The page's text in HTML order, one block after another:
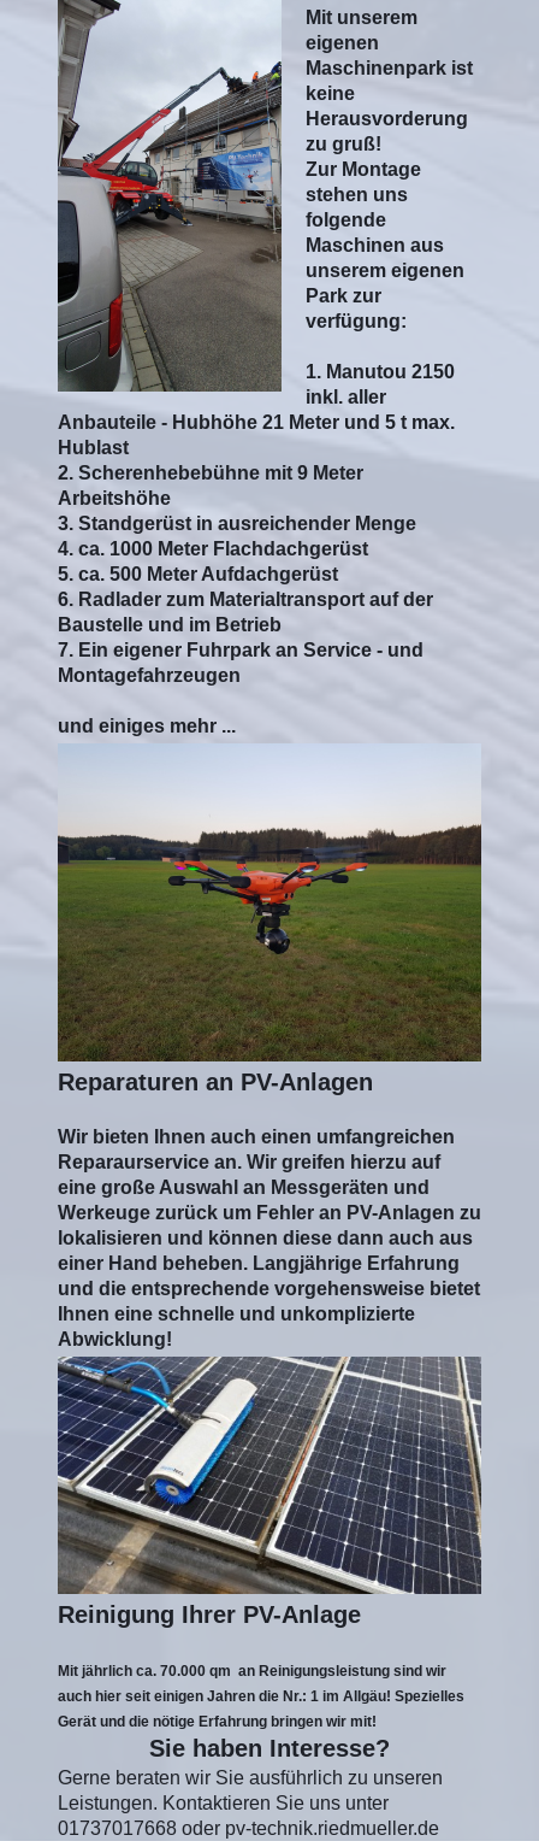
Mit unserem
eigenen
Maschinenpark ist
keine
Herausvorderung
zu gruß!
Zur Montage
stehen uns
folgende
Maschinen aus
unserem eigenen
Park zur
verfügung:
1. Manutou 2150
inkl. aller
Anbauteile - Hubhöhe 21 Meter und 5 t max.
Hublast
2. Scherenhebebühne mit 9 Meter
Arbeitshöhe
3. Standgerüst in ausreichender Menge
4. ca. 1000 Meter Flachdachgerüst
5. ca. 500 Meter Aufdachgerüst
6. Radlader zum Materialtransport auf der
Baustelle und im Betrieb
7. Ein eigener Fuhrpark an Service - und
Montagefahrzeugen
und einiges mehr ...
Reparaturen an PV-Anlagen
Wir bieten Ihnen auch einen umfangreichen
Reparaurservice an. Wir greifen hierzu auf
eine große Auswahl an Messgeräten und
Werkeuge zurück um Fehler an PV-Anlagen zu
lokalisieren und können diese dann auch aus
einer Hand beheben. Langjährige Erfahrung
und die entsprechende vorgehensweise bietet
Ihnen eine schnelle und unkomplizierte
Abwicklung!
Reinigung Ihrer PV-Anlage
Mit jährlich ca. 70.000 qm an Reinigungsleistung sind wir
auch hier seit einigen Jahren die Nr.: 1 im Allgäu! Spezielles
Gerät und die nötige Erfahrung bringen wir mit!
Sie haben Interesse?
Gerne beraten wir Sie ausführlich zu unseren
Leistungen. Kontaktieren Sie uns unter
01737017668 oder pv-technik.riedmueller.de